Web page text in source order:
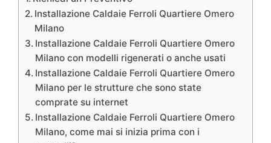
Installazione Caldaie Ferroli Quartiere Omero
Milano
Installazione Caldaie Ferroli Quartiere Omero
Milano con modelli rigenerati o anche usati
Installazione Caldaie Ferroli Quartiere Omero
Milano per le strutture che sono state
comprate su internet
Installazione Caldaie Ferroli Quartiere Omero
Milano, come mai si inizia prima con i